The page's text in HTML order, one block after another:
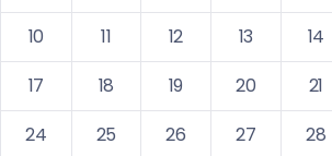
10
11 12 13 14
17
18 19 20 21
24
25 26 27 28